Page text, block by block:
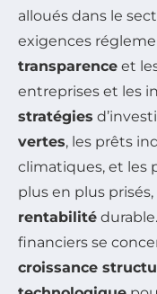
alloués dans le
exigences
transparence et
entreprises et les
stratégies
vertes, les prêts
climatiques, et les
plus en plus
rentabilité
financiers se
croissance